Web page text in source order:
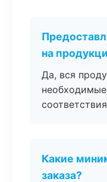
на
Да, вся
Какие
заказа?